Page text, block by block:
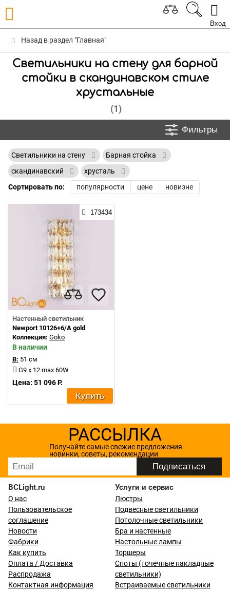
Вход
Назад в раздел "Главная"
Светильники на стену для барной
стойки в скандинавском стиле
хрустальные
(1)
Фильтры
Светильники на стену
Барная стойка
скандинавский
хрусталь
Сортировать по:
популярности цене новизне
173434
Настенный светильник
Newport 10126+6/A gold
Коллекция: Goko
В наличии
В: 51 см
G9 x 12 max 60W
Цена: 51 096 Р.
Купить
РАССЫЛКА
Получайте самые свежие предложения
новинки, советы, рекомендации
BCLight.ru
О нас
Пользовательское
соглашение
Новости
Фабрики
Как купить
Оплата / Доставка
Распродажа
Контактная информация
Услуги и сервис
Люстры
Подвесные светильники
Потолочные светильники
Бра и настенные
Настольные лампы
Торшеры
Споты (точечные накладные
светильники)
Встраиваемые светильники